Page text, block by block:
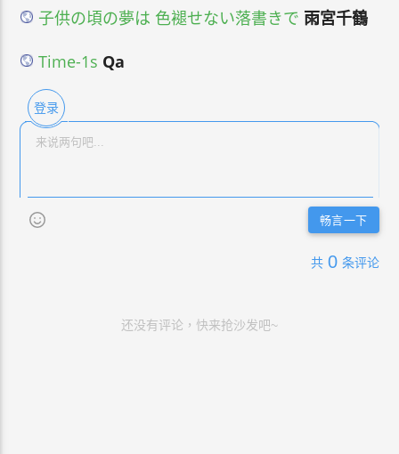
子供の頃の夢は 色褪せない落書きで 雨宮千鶴
Time-1s Qa
登录
畅言一下
共 0 条评论
还没有评论，快来抢沙发吧~